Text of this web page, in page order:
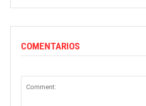
COMENTARIOS